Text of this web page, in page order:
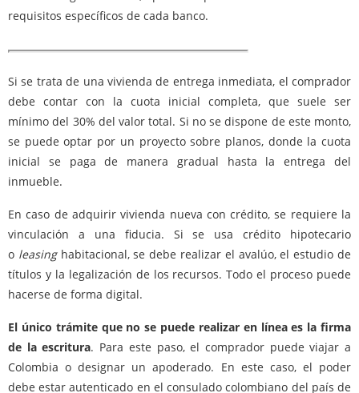
requisitos específicos de cada banco.
Si se trata de una vivienda de entrega inmediata, el comprador
debe contar con la cuota inicial completa, que suele ser
mínimo del 30% del valor total. Si no se dispone de este monto,
se puede optar por un proyecto sobre planos, donde la cuota
inicial se paga de manera gradual hasta la entrega del
inmueble.
En caso de adquirir vivienda nueva con crédito, se requiere la
vinculación a una fiducia. Si se usa crédito hipotecario
o leasinghabitacional, se debe realizar el avalúo, el estudio de
títulos y la legalización de los recursos. Todo el proceso puede
hacerse de forma digital.
El único trámite que no se puede realizar en línea es la firma
de la escritura. Para este paso, el comprador puede viajar a
Colombia o designar un apoderado. En este caso, el poder
debe estar autenticado en el consulado colombiano del país de